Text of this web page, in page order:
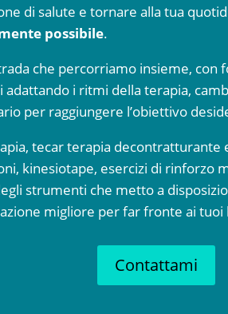
di salute e tornare alla tua
possibile.
che percorriamo insieme, con
adattando i ritmi della terapia,
per raggiungere l’obiettivo
tecar terapia decontratturante
kinesiotape, esercizi di rinforzo
strumenti che metto a
migliore per far fronte ai tuoi
Contattami